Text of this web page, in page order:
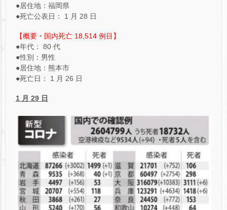
●居住地：福岡県
●死亡公表日： 1 月 28 日
【概要・国内死亡 18,514 例目】
●年代： 80 代
●性別：男性
●居住地：熊本市
●死亡日： 1 月 26 日
1 月 29 日